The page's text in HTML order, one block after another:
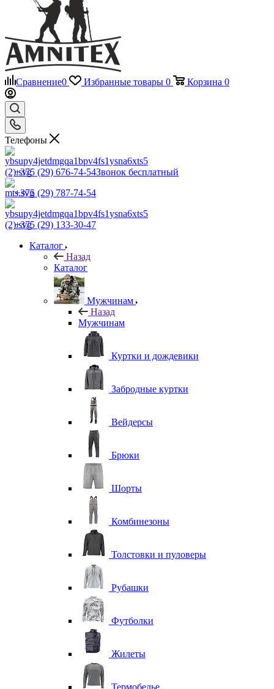
Сравнение0 Избранные товары 0 Корзина 0
Телефоны
+375 (29) 676-74-54Звонок бесплатный
+375 (29) 787-74-54
+375 (29) 133-30-47
Каталог
Назад
Каталог
Мужчинам
Назад
Мужчинам
Куртки и дождевики
Забродные куртки
Вейдерсы
Брюки
Шорты
Комбинезоны
Толстовки и пуловеры
Рубашки
Футболки
Жилеты
Термобелье